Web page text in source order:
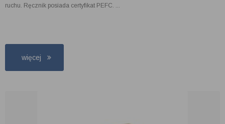
ruchu. Ręcznik posiada certyfikat PEFC. ...
więcej